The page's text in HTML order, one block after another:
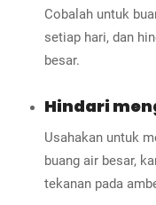
Cobalah untuk
setiap hari, dan
besar.
Hindari
Usahakan untuk
buang air besar,
tekanan pada